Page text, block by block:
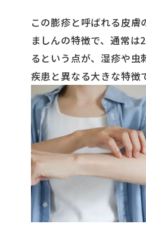
この膨疹と呼ばれる皮膚
ましんの特徴で、通常は
るという点が、湿疹や虫
疾患と異なる大きな特徴